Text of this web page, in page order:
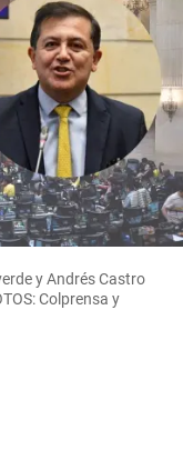
y Andrés Castro
Colprensa y